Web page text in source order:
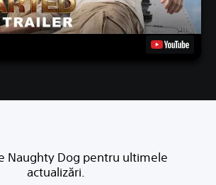
Naughty Dog pentru ultimele
actualizări.